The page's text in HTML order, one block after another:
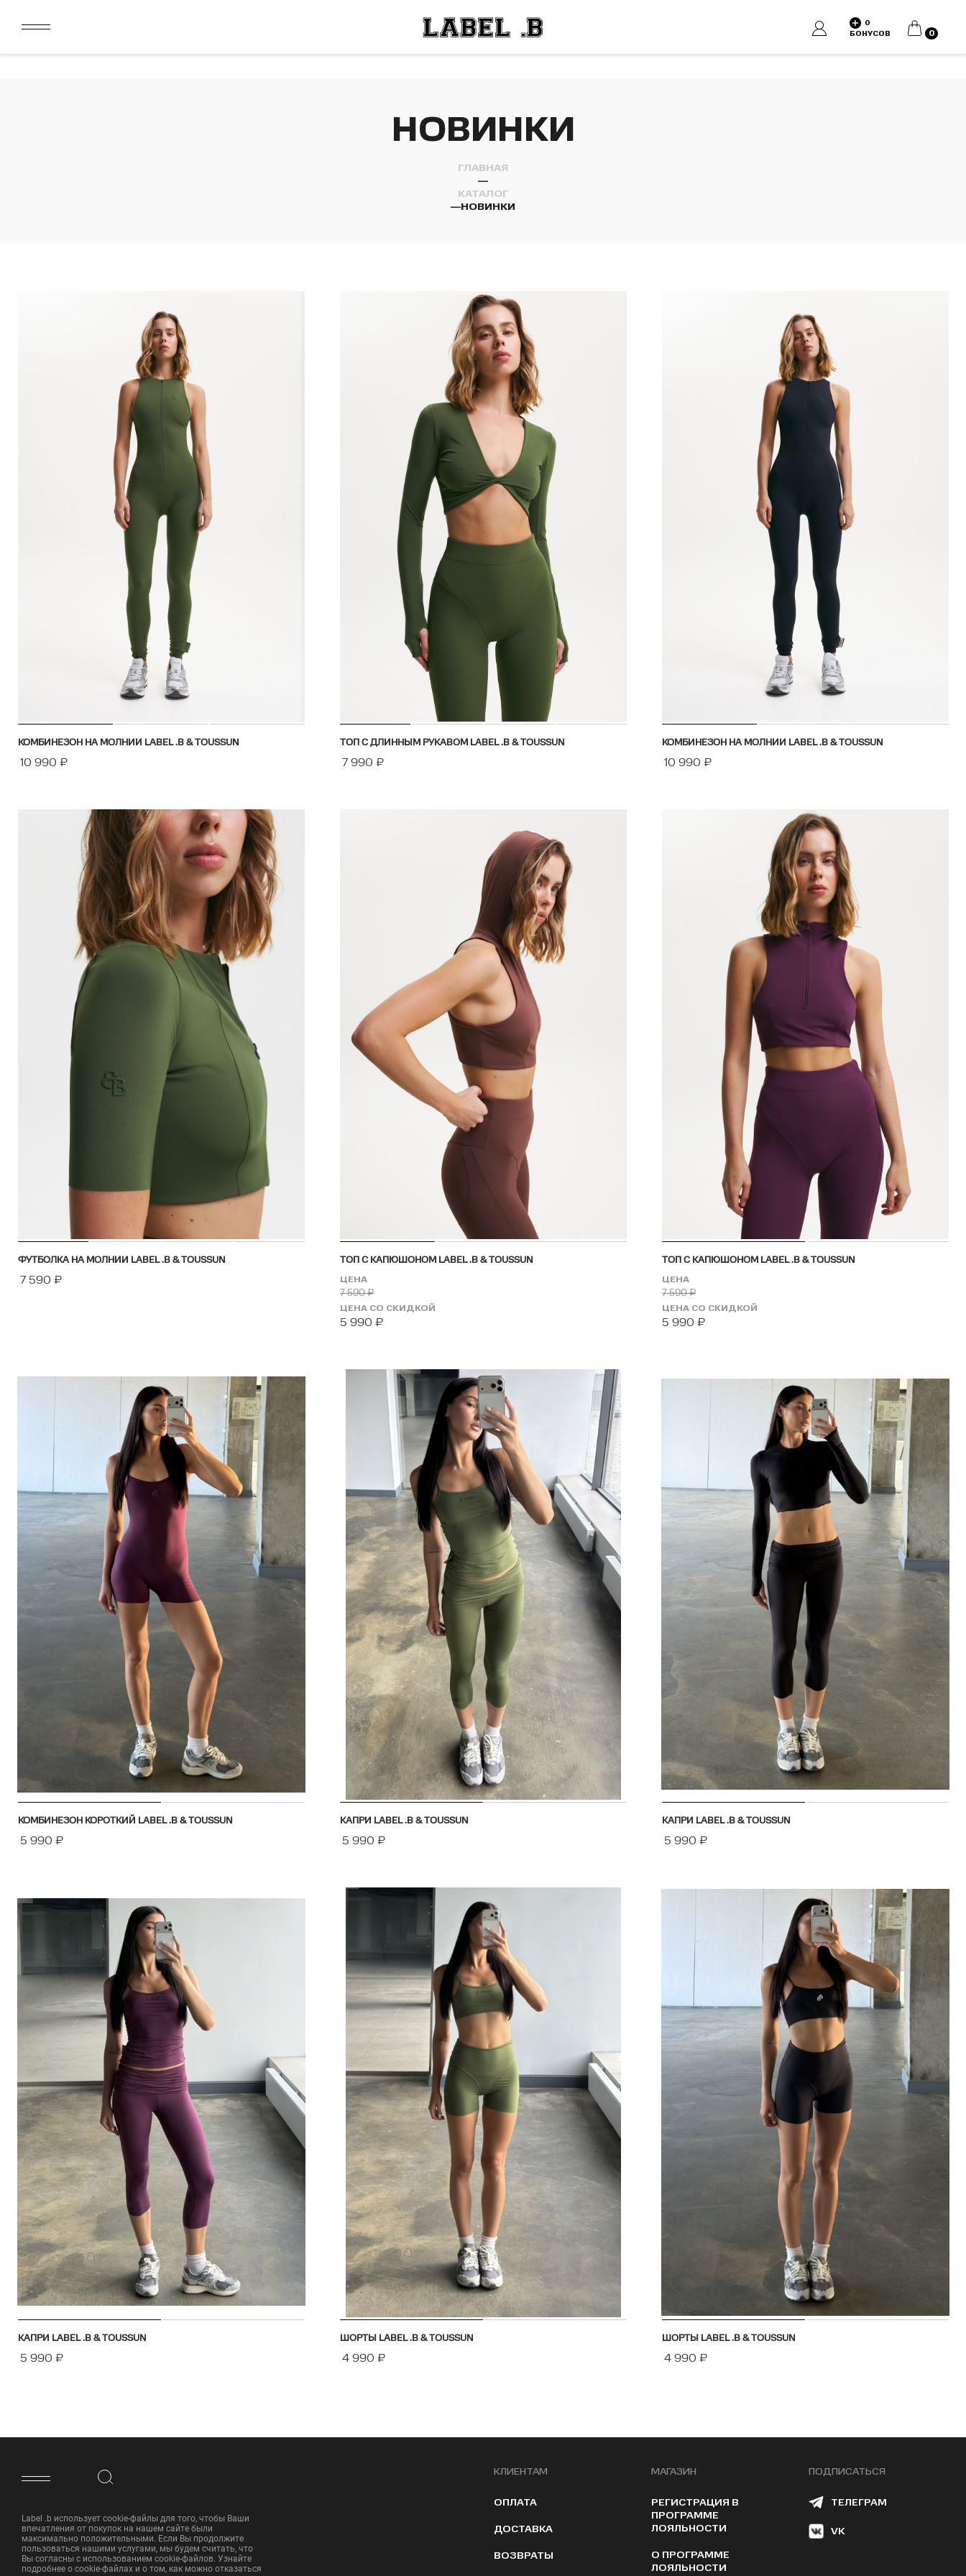
ДАРИМ 2000 БОНУСОВ ЗА СКАЧИВАНИЕ КАРТЫ ЛОЯЛЬНОСТИ
0
БОНУСОВ
КОРЗИНА
0
НОВИНКИ
ГЛАВНАЯ
—
КАТАЛОГ
—НОВИНКИ
КОМБИНЕЗОН НА МОЛНИИ LABEL .B & TOUSSUN
10 990 ₽
ТОП С ДЛИННЫМ РУКАВОМ LABEL .B & TOUSSUN
7 990 ₽
КОМБИНЕЗОН НА МОЛНИИ LABEL .B & TOUSSUN
10 990 ₽
ФУТБОЛКА НА МОЛНИИ LABEL .B & TOUSSUN
7 590 ₽
ТОП С КАПЮШОНОМ LABEL .B & TOUSSUN
ЦЕНА
7 590₽
ЦЕНА СО СКИДКОЙ
5 990 ₽
ТОП С КАПЮШОНОМ LABEL .B & TOUSSUN
ЦЕНА
7 590₽
ЦЕНА СО СКИДКОЙ
5 990 ₽
КОМБИНЕЗОН КОРОТКИЙ LABEL .B & TOUSSUN
5 990 ₽
КАПРИ LABEL .B & TOUSSUN
5 990 ₽
КАПРИ LABEL .B & TOUSSUN
5 990 ₽
КАПРИ LABEL .B & TOUSSUN
5 990 ₽
ШОРТЫ LABEL .B & TOUSSUN
4 990 ₽
ШОРТЫ LABEL .B & TOUSSUN
4 990 ₽
ФУТЕР САЙТА
Label .b использует cookie-файлы для того, чтобы Ваши
впечатления от покупок на нашем сайте были
максимально положительными. Если Вы продолжите
пользоваться нашими услугами, мы будем считать, что
Вы согласны с использованием cookie-файлов. Узнайте
подробнее о cookie-файлах и о том, как можно отказаться
КЛИЕНТАМ
ОПЛАТА
ДОСТАВКА
ВОЗВРАТЫ
МАГАЗИН
РЕГИСТРАЦИЯ В
ПРОГРАММЕ
ЛОЯЛЬНОСТИ
О ПРОГРАММЕ
ЛОЯЛЬНОСТИ
ПОДПИСАТЬСЯ
ТЕЛЕГРАМ
VK